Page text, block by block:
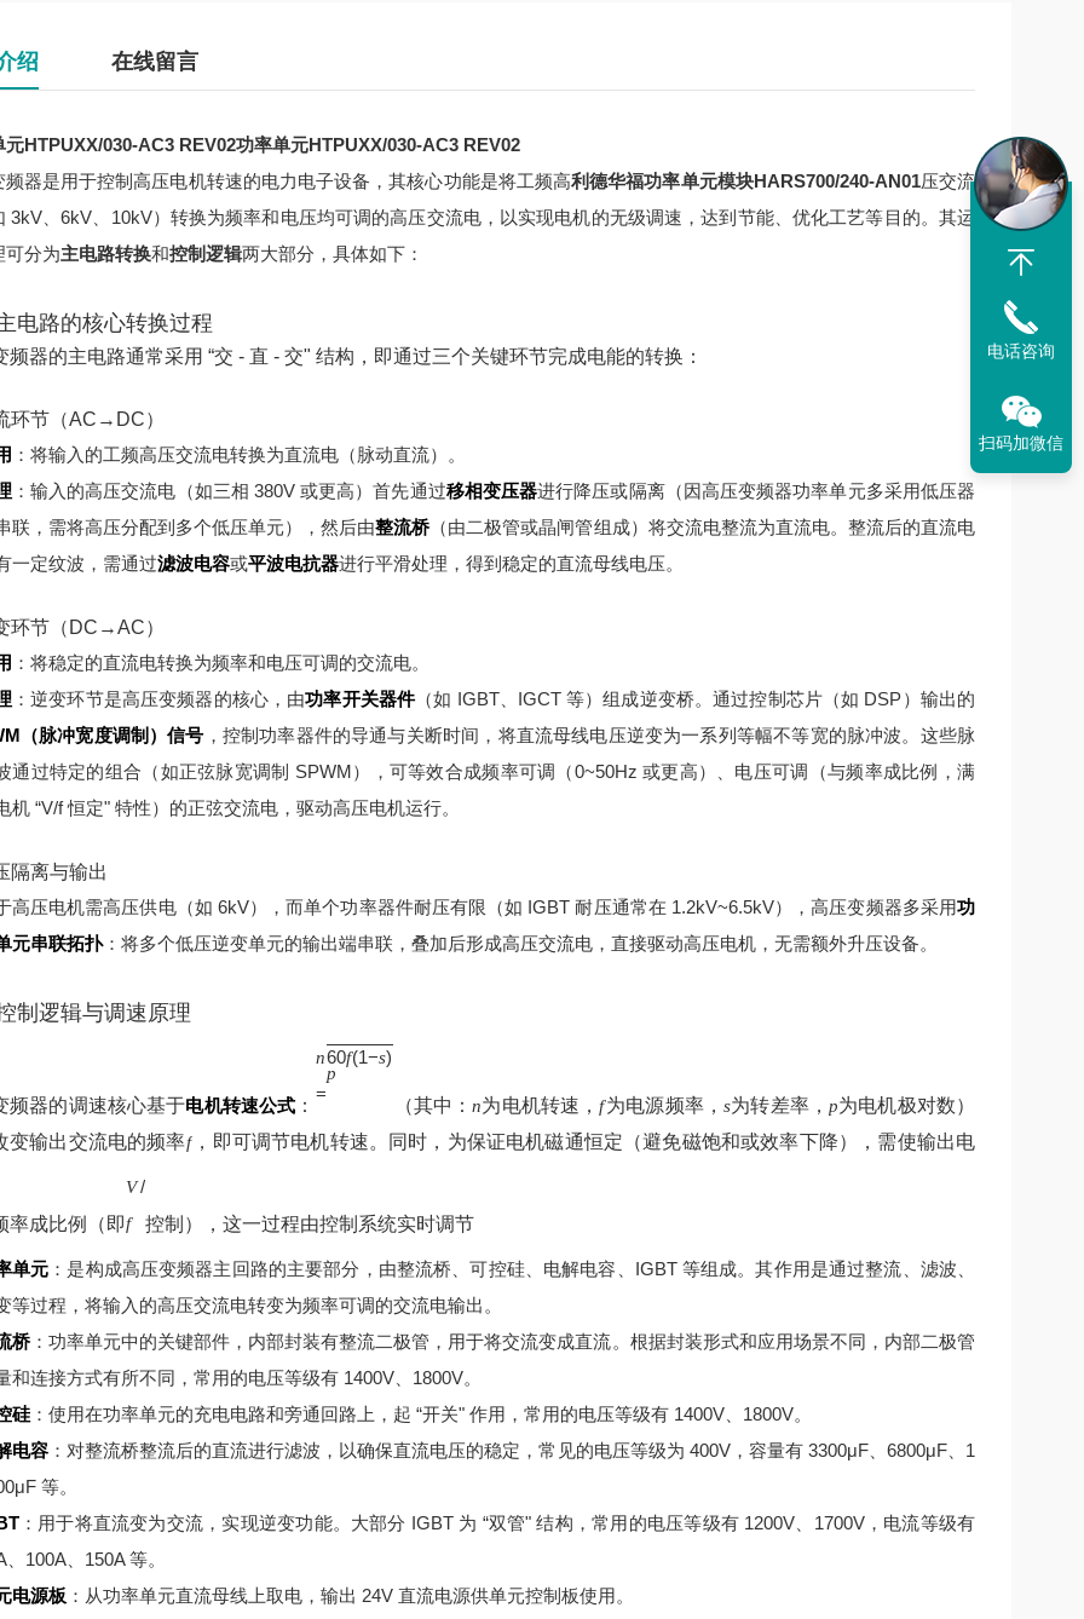
绍 在线留言
元HTPUXX/030-AC3 REV02功率单元HTPUXX/030-AC3 REV02
频器是用于控制高压电机转速的电力电子设备，其核心功能是将工频高利德华福功率单元模块HARS700/240-AN01压交流
3kV、6kV、10kV）转换为频率和电压均可调的高压交流电，以实现电机的无级调速，达到节能、优化工艺等目的。其运
可分为主电路转换和控制逻辑两大部分，具体如下：
电路的核心转换过程
频器的主电路通常采用 “交 - 直 - 交" 结构，即通过三个关键环节完成电能的转换：
环节（AC→DC）
：将输入的工频高压交流电转换为直流电（脉动直流）。
： 输入的高压交流电（如三相 380V 或更高）首先通过移相变压器进行降压或隔离（因高压变频器功率单元多采用低压器
联，需将高压分配到多个低压单元），然后由整流桥（由二极管或晶闸管组成）将交流电整流为直流电。 整流后的直流电
一定纹波，需通过滤波电容或平波电抗器进行平滑处理，得到稳定的直流母线电压。
环节（DC→AC）
：将稳定的直流电转换为频率和电压可调的交流电。
：逆变环节是高压变频器的核心，由功率开关器件（如 IGBT、IGCT 等）组成逆变桥。通过控制芯片（如 DSP）输出的
（脉冲宽度调制）信号 ，控制功率器件的导通与关断时间，将直流母线电压逆变为一系列等幅不等宽的脉冲波。 这些脉
通过特定的组合（如正弦脉宽调制 SPWM），可等效合成频率可调（0~50Hz 或更高）、电压可调（与频率成比例，满
机 “V/f 恒定" 特性）的正弦交流电，驱动高压电机运行。
隔离与输出
高压电机需高压供电（如 6kV），而单个功率器件耐压有限（如 IGBT 耐压通常在 1.2kV~6.5kV），高压变频器多采用功
元串联拓扑：将多个低压逆变单元的输出端串联，叠加后形成高压交流电，直接驱动高压电机，无需额外升压设备。
制逻辑与调速原理
频器的调速核心基于电机转速公式 ：
n
=
p
60f(1−s)
（其中：n为电机转速，f为电源频率，s为转差率， p为电机极对数）
变输出交流电的频率f ，即可调节电机转速。同时，为保证电机磁通恒定（避免磁饱和或效率下降），需使输出电
率成比例（即
V /
f 控制），这一过程由控制系统实时调节
单元 ：是构成高压变频器主回路的主要部分，由整流桥、可控硅、电解电容、IGBT 等组成。其作用是通过整流、滤波、
等过程，将输入的高压交流电转变为频率可调的交流电输出。
桥：功率单元中的关键部件，内部封装有整流二极管，用于将交流变成直流。根据封装形式和应用场景不同，内部二极管
和连接方式有所不同，常用的电压等级有 1400V、1800V。
硅：使用在功率单元的充电电路和旁通回路上，起 “开关" 作用，常用的电压等级有 1400V、1800V。
电容：对整流桥整流后的直流进行滤波，以确保直流电压的稳定，常见的电压等级为 400V，容量有 3300μF、6800μF、1
等。
：用于将直流变为交流，实现逆变功能。大部分 IGBT 为 “双管" 结构，常用的电压等级有 1200V、1700V，电流等级有
、100A、150A 等。
电源板 ：从功率单元直流母线上取电，输出 24V 直流电源供单元控制板使用。
电话咨询
扫码加微信